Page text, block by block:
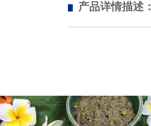
产品详情描述：